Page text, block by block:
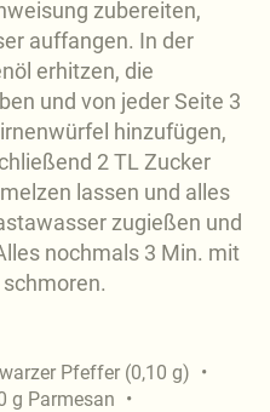
zubereiten,
auffangen. In der
erhitzen, die
und von jeder Seite 3
hinzufügen,
2 TL Zucker
lassen und alles
zugießen und
nochmals 3 Min. mit
Pfeffer (0,10 g)
g Parmesan